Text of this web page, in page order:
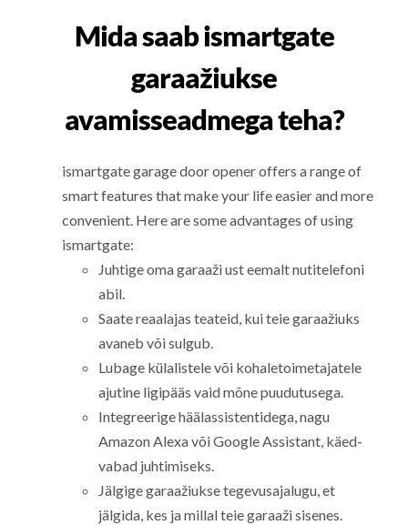
Mida saab ismartgate
garaažiukse
avamisseadmega teha?
ismartgate garage door opener offers a range of
smart features that make your life easier and more
convenient. Here are some advantages of using
ismartgate:
Juhtige oma garaaži ust eemalt nutitelefoni
abil.
Saate reaalajas teateid, kui teie garaažiuks
avaneb või sulgub.
Lubage külalistele või kohaletoimetajatele
ajutine ligipääs vaid mõne puudutusega.
Integreerige häälassistentidega, nagu
Amazon Alexa või Google Assistant, käed-
vabad juhtimiseks.
Jälgige garaažiukse tegevusajalugu, et
jälgida, kes ja millal teie garaaži sisenes.